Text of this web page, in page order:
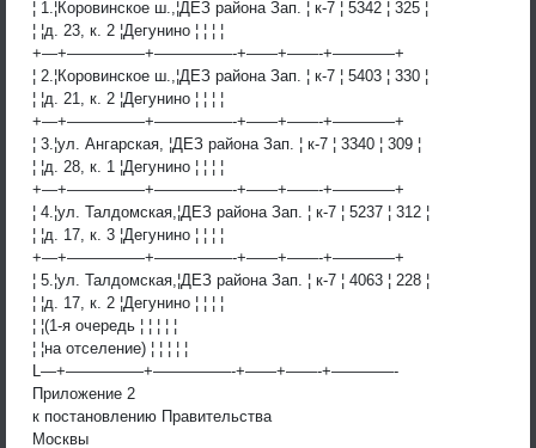
¦ 1.¦Коровинское ш.,¦ДЕЗ района Зап. ¦ к-7 ¦ 5342 ¦ 325 ¦
¦ ¦д. 23, к. 2 ¦Дегунино ¦ ¦ ¦ ¦
+—+—————+—————-+——+——-+————+
¦ 2.¦Коровинское ш.,¦ДЕЗ района Зап. ¦ к-7 ¦ 5403 ¦ 330 ¦
¦ ¦д. 21, к. 2 ¦Дегунино ¦ ¦ ¦ ¦
+—+—————+—————-+——+——-+————+
¦ 3.¦ул. Ангарская, ¦ДЕЗ района Зап. ¦ к-7 ¦ 3340 ¦ 309 ¦
¦ ¦д. 28, к. 1 ¦Дегунино ¦ ¦ ¦ ¦
+—+—————+—————-+——+——-+————+
¦ 4.¦ул. Талдомская,¦ДЕЗ района Зап. ¦ к-7 ¦ 5237 ¦ 312 ¦
¦ ¦д. 17, к. 3 ¦Дегунино ¦ ¦ ¦ ¦
+—+—————+—————-+——+——-+————+
¦ 5.¦ул. Талдомская,¦ДЕЗ района Зап. ¦ к-7 ¦ 4063 ¦ 228 ¦
¦ ¦д. 17, к. 2 ¦Дегунино ¦ ¦ ¦ ¦
¦ ¦(1-я очередь ¦ ¦ ¦ ¦ ¦
¦ ¦на отселение) ¦ ¦ ¦ ¦ ¦
L—+—————+—————-+——+——-+————-
Приложение 2
к постановлению Правительства
Москвы